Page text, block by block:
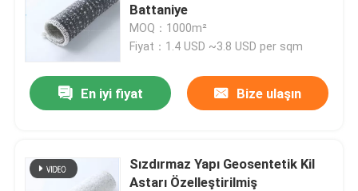
Ana sayfa
Battaniye
MOQ：1000m²
Fiyat：1.4 USD ~3.8 USD per sqm
En iyi fiyat Bize ulaşın
Sızdırmaz Yapı Geosentetik Kil
Astarı Özelleştirilmiş